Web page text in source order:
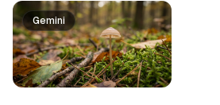
プロンプト一覧
Gemini